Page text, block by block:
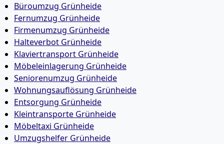
Büroumzug Grünheide
Fernumzug Grünheide
Firmenumzug Grünheide
Halteverbot Grünheide
Klaviertransport Grünheide
Möbeleinlagerung Grünheide
Seniorenumzug Grünheide
Wohnungsauflösung Grünheide
Entsorgung Grünheide
Kleintransporte Grünheide
Möbeltaxi Grünheide
Umzugshelfer Grünheide